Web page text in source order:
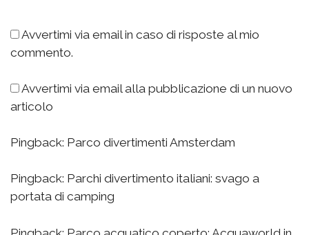
Avvertimi via email in caso di risposte al mio
commento.
Avvertimi via email alla pubblicazione di un nuovo
articolo
Pingback: Parco divertimenti Amsterdam
Pingback: Parchi divertimento italiani: svago a
portata di camping